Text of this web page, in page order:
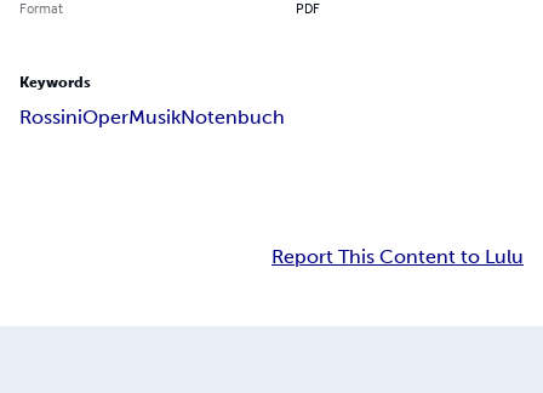
Format PDF
Keywords
RossiniOperMusikNotenbuch
Report This Content to Lulu